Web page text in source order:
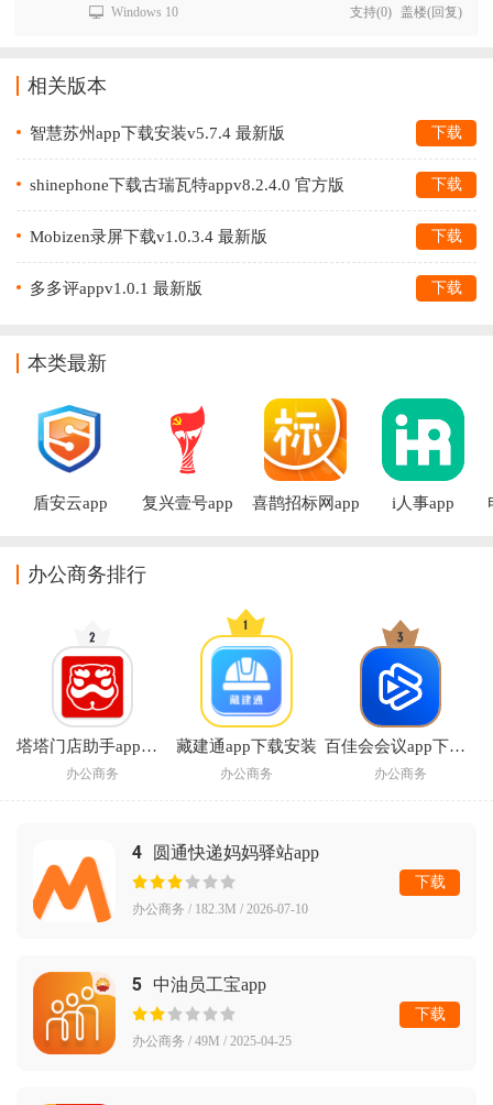
Windows 10 支持(0) 盖楼(回复)
相关版本
智慧苏州app下载安装v5.7.4 最新版 下载
shinephone下载古瑞瓦特appv8.2.4.0 官方版 下载
Mobizen录屏下载v1.0.3.4 最新版 下载
多多评appv1.0.1 最新版 下载
本类最新
盾安云app 复兴壹号app 喜鹊招标网app i人事app
办公商务排行
塔塔门店助手app官方下载
办公商务
藏建通app下载安装
办公商务
百佳会会议app下载安装最新版本
办公商务
4 圆通快递妈妈驿站app
办公商务 / 182.3M / 2026-07-10
下载
5 中油员工宝app
办公商务 / 49M / 2025-04-25
下载